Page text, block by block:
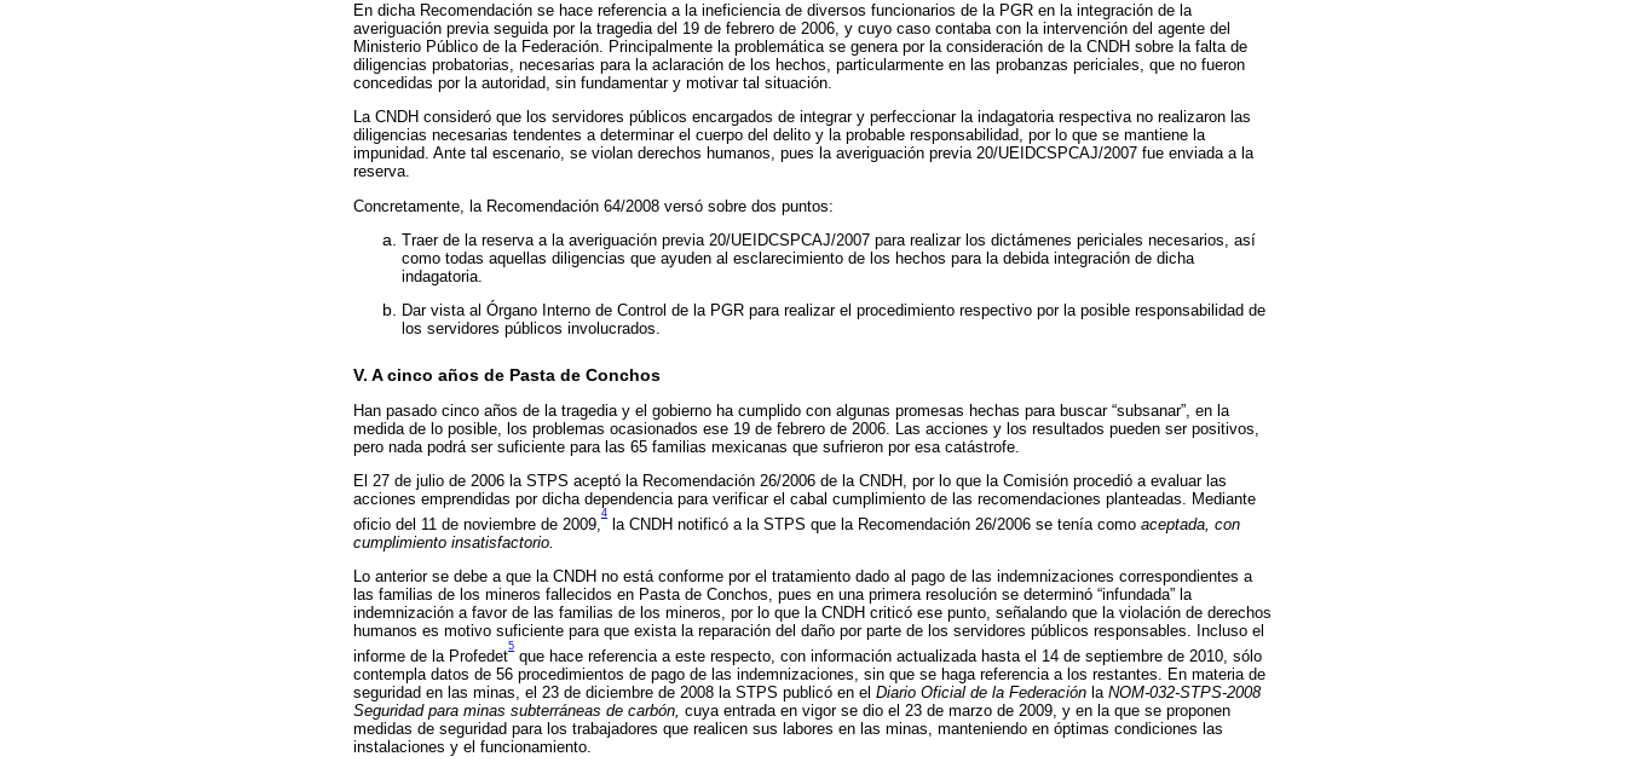
En dicha Recomendación se hace referencia a la ineficiencia de diversos funcionarios de la PGR en la integración de la
averiguación previa seguida por la tragedia del 19 de febrero de 2006, y cuyo caso contaba con la intervención del agente del
Ministerio Público de la Federación. Principalmente la problemática se genera por la consideración de la CNDH sobre la falta de
diligencias probatorias, necesarias para la aclaración de los hechos, particularmente en las probanzas periciales, que no fueron
concedidas por la autoridad, sin fundamentar y motivar tal situación.
La CNDH consideró que los servidores públicos encargados de integrar y perfeccionar la indagatoria respectiva no realizaron las
diligencias necesarias tendentes a determinar el cuerpo del delito y la probable responsabilidad, por lo que se mantiene la
impunidad. Ante tal escenario, se violan derechos humanos, pues la averiguación previa 20/UEIDCSPCAJ/2007 fue enviada a la
reserva.
Concretamente, la Recomendación 64/2008 versó sobre dos puntos:
Traer de la reserva a la averiguación previa 20/UEIDCSPCAJ/2007 para realizar los dictámenes periciales necesarios, así
como todas aquellas diligencias que ayuden al esclarecimiento de los hechos para la debida integración de dicha
indagatoria.
Dar vista al Órgano Interno de Control de la PGR para realizar el procedimiento respectivo por la posible responsabilidad de
los servidores públicos involucrados.
V. A cinco años de Pasta de Conchos
Han pasado cinco años de la tragedia y el gobierno ha cumplido con algunas promesas hechas para buscar “subsanar”, en la
medida de lo posible, los problemas ocasionados ese 19 de febrero de 2006. Las acciones y los resultados pueden ser positivos,
pero nada podrá ser suficiente para las 65 familias mexicanas que sufrieron por esa catástrofe.
El 27 de julio de 2006 la STPS aceptó la Recomendación 26/2006 de la CNDH, por lo que la Comisión procedió a evaluar las
acciones emprendidas por dicha dependencia para verificar el cabal cumplimiento de las recomendaciones planteadas. Mediante
oficio del 11 de noviembre de 2009,
4
la CNDH notificó a la STPS que la Recomendación 26/2006 se tenía como aceptada, con
cumplimiento insatisfactorio.
Lo anterior se debe a que la CNDH no está conforme por el tratamiento dado al pago de las indemnizaciones correspondientes a
las familias de los mineros fallecidos en Pasta de Conchos, pues en una primera resolución se determinó “infundada” la
indemnización a favor de las familias de los mineros, por lo que la CNDH criticó ese punto, señalando que la violación de derechos
humanos es motivo suficiente para que exista la reparación del daño por parte de los servidores públicos responsables. Incluso el
informe de la Profedet
5
que hace referencia a este respecto, con información actualizada hasta el 14 de septiembre de 2010, sólo
contempla datos de 56 procedimientos de pago de las indemnizaciones, sin que se haga referencia a los restantes. En materia de
seguridad en las minas, el 23 de diciembre de 2008 la STPS publicó en el Diario Oficial de la Federación la NOM-032-STPS-2008
Seguridad para minas subterráneas de carbón, cuya entrada en vigor se dio el 23 de marzo de 2009, y en la que se proponen
medidas de seguridad para los trabajadores que realicen sus labores en las minas, manteniendo en óptimas condiciones las
instalaciones y el funcionamiento.